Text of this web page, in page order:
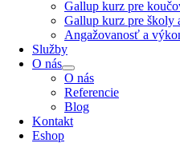
Gallup kurz pre
Gallup kurz pre školy
Angažovanosť a
Služby
O nás
O nás
Referencie
Blog
Kontakt
Eshop